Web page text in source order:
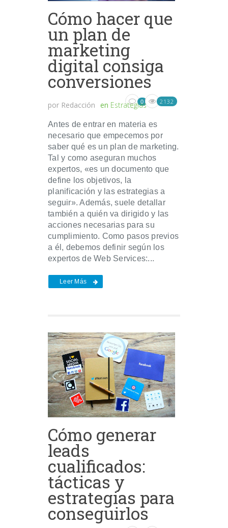
Cómo hacer que
un plan de
marketing
digital consiga
conversiones
por Redacción en Estrategias
0 2132
Antes de entrar en materia es
necesario que empecemos por
saber qué es un plan de marketing.
Tal y como aseguran muchos
expertos, «es un documento que
define los objetivos, la
planificación y las estrategias a
seguir». Además, suele detallar
también a quién va dirigido y las
acciones necesarias para su
cumplimiento. Como pasos previos
a él, debemos definir según los
expertos de Web Services:...
Leer Más
Cómo generar
leads
cualificados:
tácticas y
estrategias para
conseguirlos